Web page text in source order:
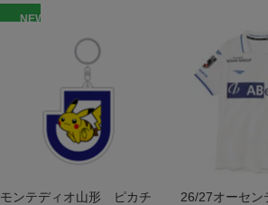
NEW
モンテディオ山形 ピカチ
26/27オーセン